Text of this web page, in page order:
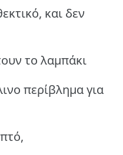
και δεν
το λαμπάκι
περίβλημα για